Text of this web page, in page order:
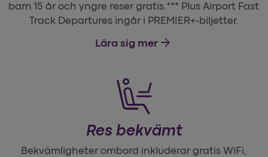
barn 15 år och yngre reser gratis.*** Plus Airport Fast
Track Departures ingår i PREMIER+-biljetter.
Lära sig mer arrow_forward
Res bekvämt
Bekvämligheter ombord inkluderar gratis WiFi,